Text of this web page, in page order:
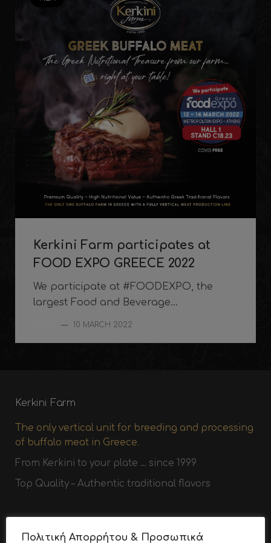
Kerkini Farm participates at
FOOD EXPO GREECE 2022
We participate at #FOODEXPO, the
largest Food and Beverage...
— 10 MARCH 2022
Kerkini Farm
The only vertical unit for breeding and processing
of buffalo meat in Greece.
From Kerkini to your plate … since 1999
Top Quality – Authentic traditional flavors
Contact
Πολιτική Απορρήτου & Προσωπικά